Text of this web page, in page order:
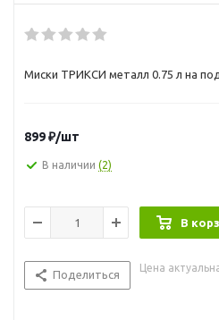
Миски ТРИКСИ металл 0.75 л на
899₽/шт
В наличии (2)
В
Поделиться
Цена